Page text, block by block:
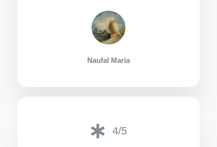
Naufal Maria
4/5